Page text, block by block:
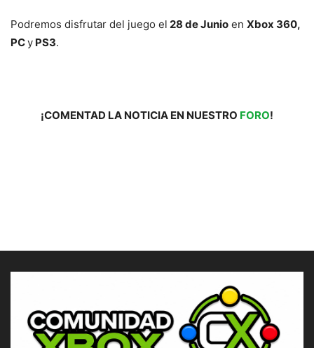
Podremos disfrutar del juego el 28 de Junio en Xbox 360,
PCy PS3.
¡COMENTAD LA NOTICIA EN NUESTRO FORO!